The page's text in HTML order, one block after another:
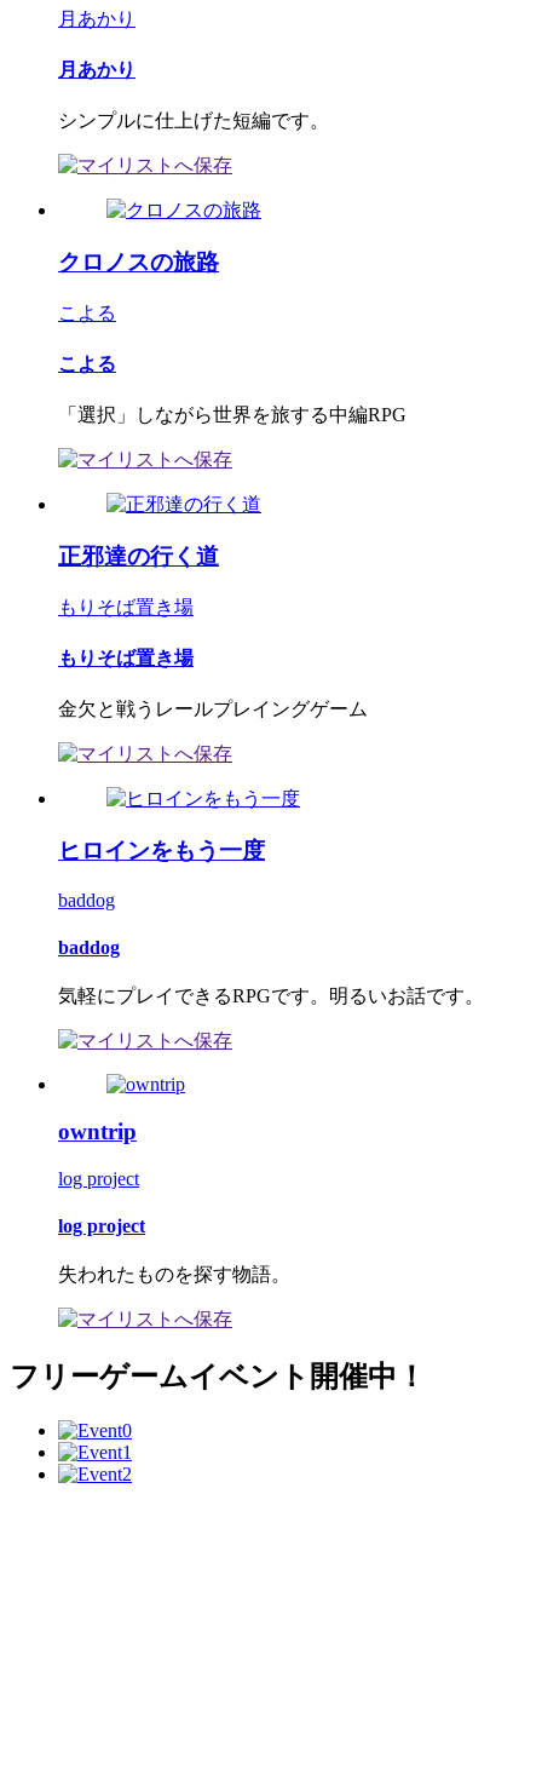
月あかり
月あかり
シンプルに仕上げた短編です。
クロノスの旅路
こよる
こよる
「選択」しながら世界を旅する中編RPG
正邪達の行く道
もりそば置き場
もりそば置き場
金欠と戦うレールプレイングゲーム
ヒロインをもう一度
baddog
baddog
気軽にプレイできるRPGです。明るいお話です。
owntrip
log project
log project
失われたものを探す物語。
フリーゲームイベント開催中！